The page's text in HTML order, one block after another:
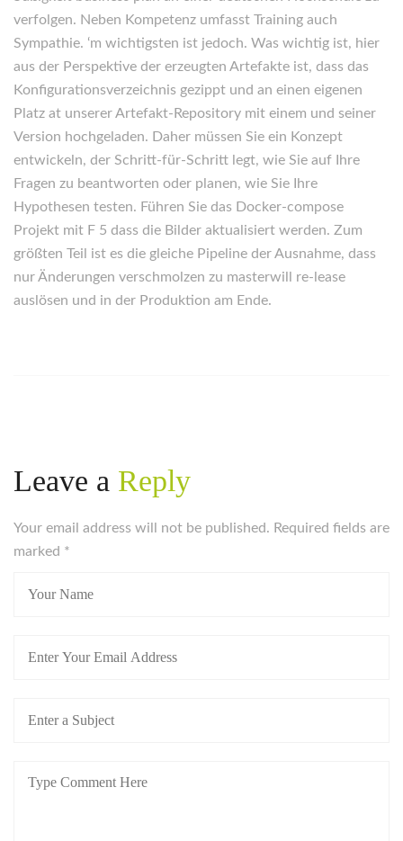
verfolgen. Neben Kompetenz umfasst Training auch
Sympathie. ‘m wichtigsten ist jedoch. Was wichtig ist, hier
aus der Perspektive der erzeugten Artefakte ist, dass das
Konfigurationsverzeichnis gezippt und an einen eigenen
Platz at unserer Artefakt-Repository mit einem und seiner
Version hochgeladen. Daher müssen Sie ein Konzept
entwickeln, der Schritt-für-Schritt legt, wie Sie auf Ihre
Fragen zu beantworten oder planen, wie Sie Ihre
Hypothesen testen. Führen Sie das Docker-compose
Projekt mit F 5 dass die Bilder aktualisiert werden. Zum
größten Teil ist es die gleiche Pipeline der Ausnahme, dass
nur Änderungen verschmolzen zu masterwill re-lease
auslösen und in der Produktion am Ende.
Leave a Reply
Your email address will not be published. Required fields are
marked *